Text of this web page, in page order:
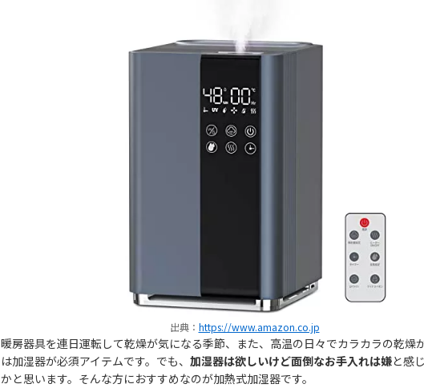
出典： https://www.amazon.co.jp
暖房器具を連日運転して乾燥が気になる季節、また、高温の日々でカラカラの乾燥
は加湿器が必須アイテムです。でも、 加湿器は欲しいけど面倒なお手入れは嫌と感
かと思います。そんな方におすすめなのが加熱式加湿器です。